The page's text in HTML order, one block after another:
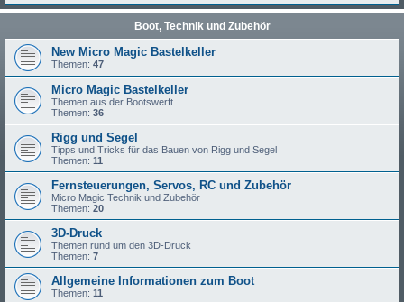
Boot, Technik und Zubehör
New Micro Magic Bastelkeller
Themen: 47
Micro Magic Bastelkeller
Themen aus der Bootswerft
Themen: 36
Rigg und Segel
Tipps und Tricks für das Bauen von Rigg und Segel
Themen: 11
Fernsteuerungen, Servos, RC und Zubehör
Micro Magic Technik und Zubehör
Themen: 20
3D-Druck
Themen rund um den 3D-Druck
Themen: 7
Allgemeine Informationen zum Boot
Themen: 11